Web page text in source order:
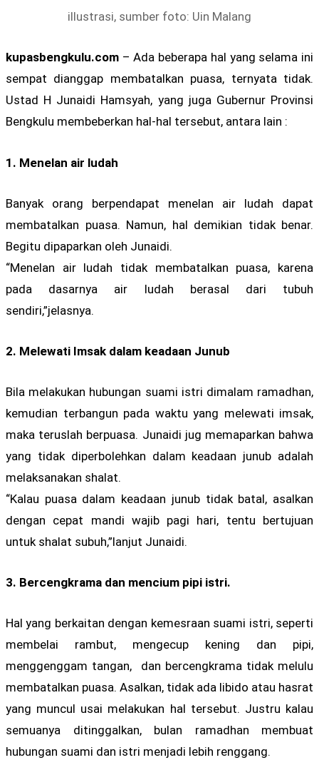
illustrasi, sumber foto: Uin Malang
kupasbengkulu.com – Ada beberapa hal yang selama ini
sempat dianggap membatalkan puasa, ternyata tidak.
Ustad H Junaidi Hamsyah, yang juga Gubernur Provinsi
Bengkulu membeberkan hal-hal tersebut, antara lain :
1. Menelan air ludah
Banyak orang berpendapat menelan air ludah dapat
membatalkan puasa. Namun, hal demikian tidak benar.
Begitu dipaparkan oleh Junaidi.
“Menelan air ludah tidak membatalkan puasa, karena
pada dasarnya air ludah berasal dari tubuh
sendiri,”jelasnya.
2. Melewati Imsak dalam keadaan Junub
Bila melakukan hubungan suami istri dimalam ramadhan,
kemudian terbangun pada waktu yang melewati imsak,
maka teruslah berpuasa. Junaidi jug memaparkan bahwa
yang tidak diperbolehkan dalam keadaan junub adalah
melaksanakan shalat.
“Kalau puasa dalam keadaan junub tidak batal, asalkan
dengan cepat mandi wajib pagi hari, tentu bertujuan
untuk shalat subuh,”lanjut Junaidi.
3. Bercengkrama dan mencium pipi istri.
Hal yang berkaitan dengan kemesraan suami istri, seperti
membelai rambut, mengecup kening dan pipi,
menggenggam tangan, dan bercengkrama tidak melulu
membatalkan puasa. Asalkan, tidak ada libido atau hasrat
yang muncul usai melakukan hal tersebut. Justru kalau
semuanya ditinggalkan, bulan ramadhan membuat
hubungan suami dan istri menjadi lebih renggang.